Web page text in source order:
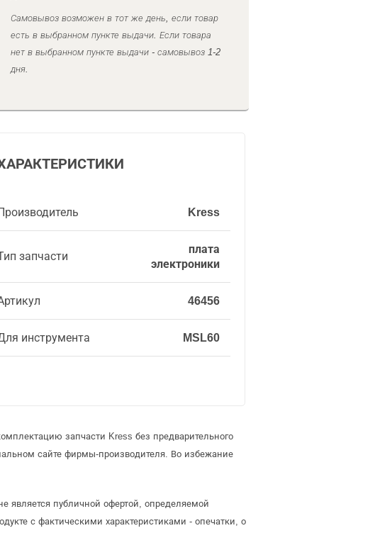
Самовывоз возможен в тот же день, если товар
есть в выбранном пункте выдачи. Если товара
нет в выбранном пункте выдачи - самовывоз 1-2
дня.
Производитель Kress
запчасти
плата
электроники
46456
инструмента MSL60
запчасти Kress без предварительного
сайте фирмы-производителя. Во избежание
является публичной офертой, определяемой
с фактическими характеристиками - опечатки, о